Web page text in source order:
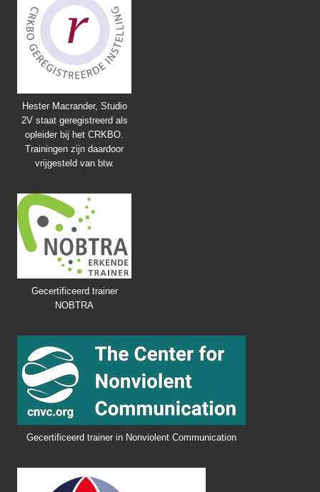
Hester Macrander, Studio
2V staat geregistreerd als
opleider bij het CRKBO.
Trainingen zijn daardoor
vrijgesteld van btw.
Gecertificeerd trainer
NOBTRA
Gecertificeerd trainer in Nonviolent Communication